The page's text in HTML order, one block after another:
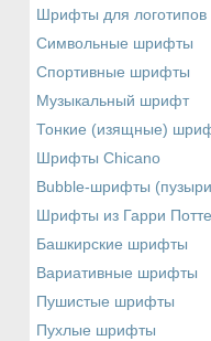
Шрифты для логотипов
Символьные шрифты
Спортивные шрифты
Музыкальный шрифт
Тонкие (изящные)
Шрифты Chicano
Bubble-шрифты
Шрифты из Гарри
Башкирские шрифты
Вариативные шрифты
Пушистые шрифты
Пухлые шрифты